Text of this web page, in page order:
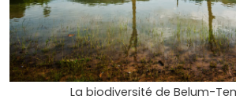
La biodiversité de Belum-